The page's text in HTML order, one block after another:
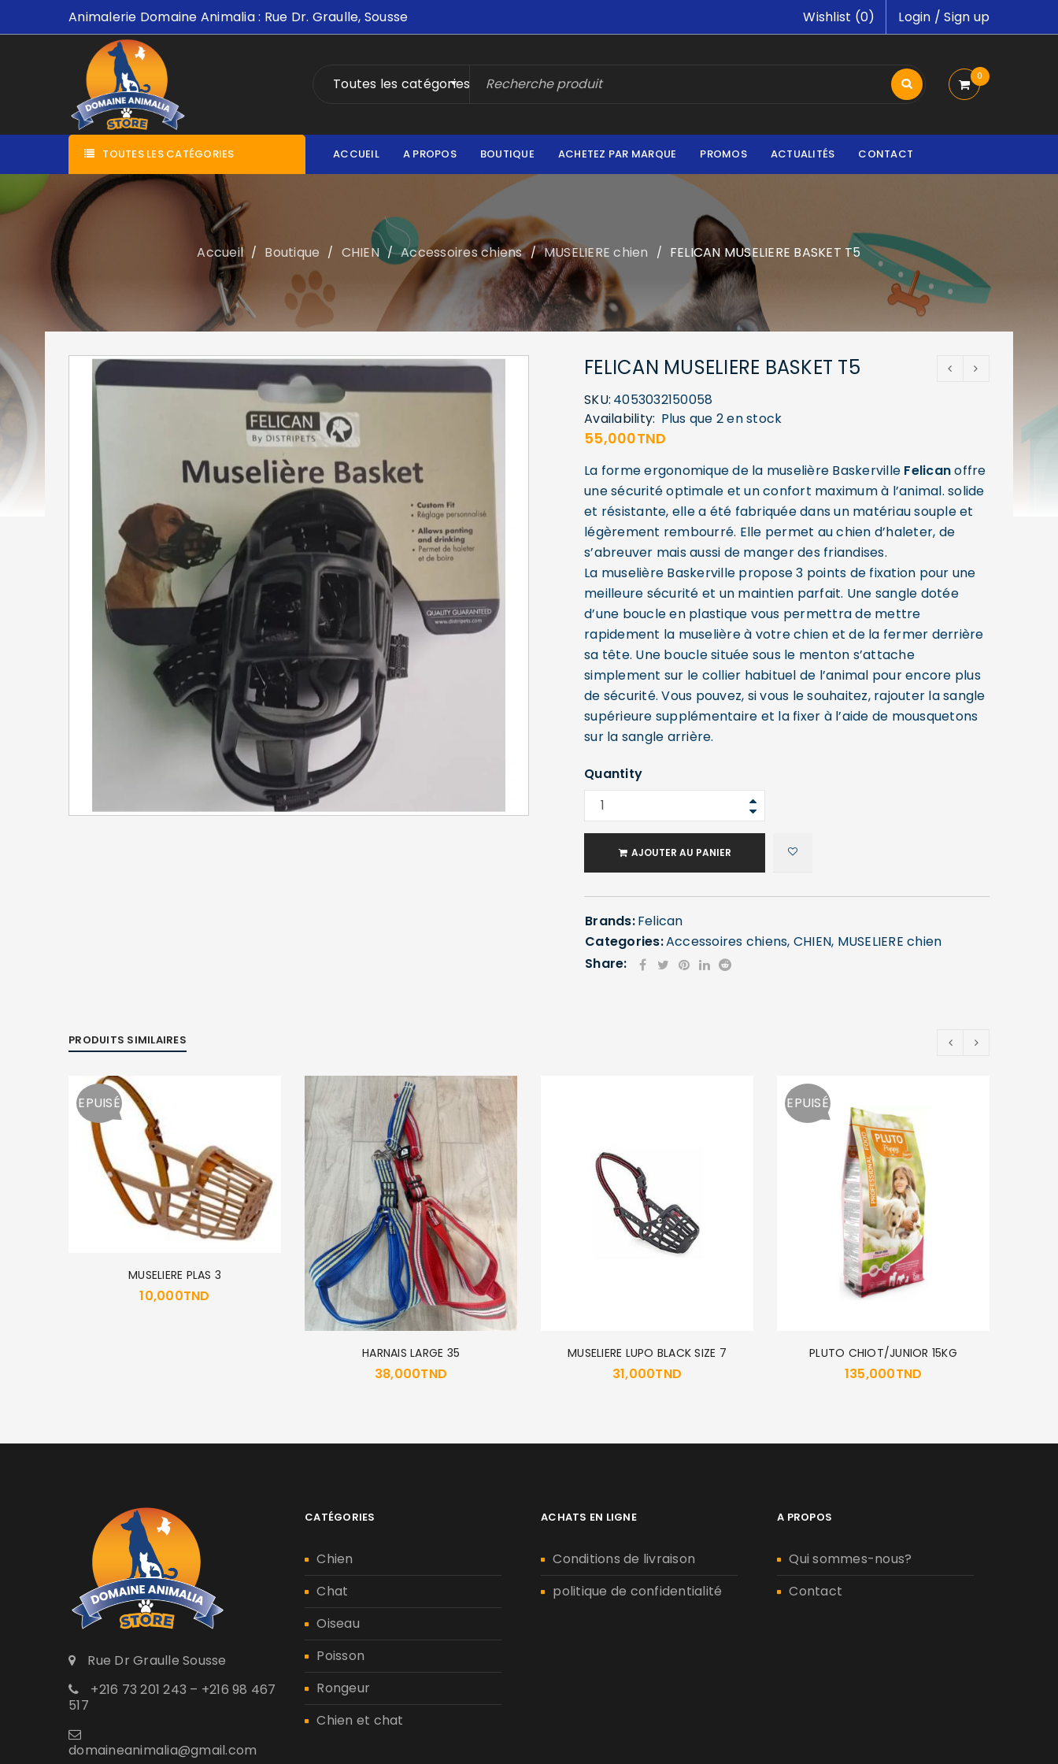
Animalerie Domaine Animalia : Rue Dr. Graulle, Sousse Login /Sign up
Wishlist (0)
Toutes les catégories 0
TOUTES LES CATÉGORIES ACCUEIL A PROPOS BOUTIQUE ACHETEZ PAR MARQUE PROMOS ACTUALITÉS CONTACT
Accueil / Boutique / CHIEN / Accessoires chiens / MUSELIERE chien / FELICAN MUSELIERE BASKET T5
FELICAN MUSELIERE BASKET T5
SKU: 4053032150058
Availability: Plus que 2 en stock
55,000TND
La forme ergonomique de la muselière Baskerville Felicanoffre
une sécurité optimale et un confort maximum à l’animal. solide
et résistante, elle a été fabriquée dans un matériau souple et
légèrement rembourré. Elle permet au chien d’haleter, de
s’abreuver mais aussi de manger des friandises.
La muselière Baskerville propose 3 points de fixation pour une
meilleure sécurité et un maintien parfait. Une sangle dotée
d’une boucle en plastique vous permettra de mettre
rapidement la muselière à votre chien et de la fermer derrière
sa tête. Une boucle située sous le menton s’attache
simplement sur le collier habituel de l’animal pour encore plus
de sécurité. Vous pouvez, si vous le souhaitez, rajouter la sangle
supérieure supplémentaire et la fixer à l’aide de mousquetons
sur la sangle arrière.
Quantity
AJOUTER AU PANIER
Brands:Felican
Categories:Accessoires chiens, CHIEN, MUSELIERE chien
Share:
PRODUITS SIMILAIRES
EPUISÉ
MUSELIERE PLAS 3
10,000TND
HARNAIS LARGE 35
38,000TND
MUSELIERE LUPO BLACK SIZE 7
31,000TND
EPUISÉ
PLUTO CHIOT/JUNIOR 15KG
135,000TND
Rue Dr Graulle Sousse
+216 73 201 243 – +216 98 467
517
domaineanimalia@gmail.com
CATÉGORIES
Chien
Chat
Oiseau
Poisson
Rongeur
Chien et chat
ACHATS EN LIGNE
Conditions de livraison
politique de confidentialité
A PROPOS
Qui sommes-nous?
Contact